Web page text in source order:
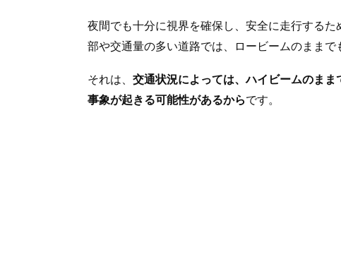
夜間でも十分に視界を確保し、安全に走行する
部や交通量の多い道路では、ロービームのままで
それは、 交通状況によっては、ハイビームのま
事象が起きる可能性があるからです。